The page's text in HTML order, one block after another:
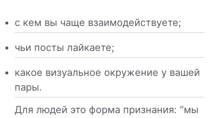
с кем вы чаще взаимодействуете;
чьи посты лайкаете;
какое визуальное окружение у вашей
пары.
Для людей это форма признания: “мы